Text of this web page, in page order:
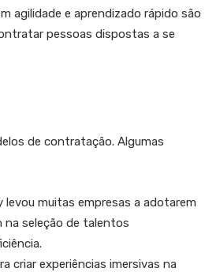
agilidade e aprendizado rápido são
pessoas dispostas a se
de contratação. Algumas
muitas empresas a adotarem
na seleção de talentos
criar experiências imersivas na